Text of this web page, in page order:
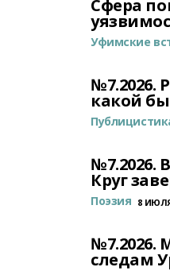
Сфера
Уфимские
№7.2026.
какой
№7.2026.
Круг
Поэзия 8 ИЮЛЯ
№7.2026.
следам